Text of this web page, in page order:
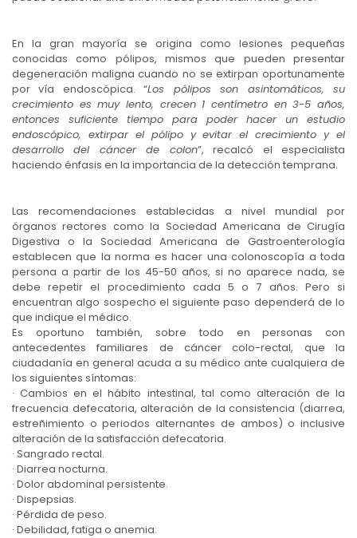
En la gran mayoría se origina como lesiones pequeñas
conocidas como pólipos, mismos que pueden presentar
degeneración maligna cuando no se extirpan oportunamente
por vía endoscópica. “Los pólipos son asintomáticos, su
crecimiento es muy lento, crecen 1 centímetro en 3-5 años,
entonces suficiente tiempo para poder hacer un estudio
endoscópico, extirpar el pólipo y evitar el crecimiento y el
desarrollo del cáncer de colon”, recalcó el especialista
haciendo énfasis en la importancia de la detección temprana.
Las recomendaciones establecidas a nivel mundial por
órganos rectores como la Sociedad Americana de Cirugía
Digestiva o la Sociedad Americana de Gastroenterología
establecen que la norma es hacer una colonoscopía a toda
persona a partir de los 45-50 años, si no aparece nada, se
debe repetir el procedimiento cada 5 o 7 años. Pero si
encuentran algo sospecho el siguiente paso dependerá de lo
que indique el médico.
Es oportuno también, sobre todo en personas con
antecedentes familiares de cáncer colo-rectal, que la
ciudadanía en general acuda a su médico ante cualquiera de
los siguientes síntomas:
· Cambios en el hábito intestinal, tal como alteración de la
frecuencia defecatoria, alteración de la consistencia (diarrea,
estreñimiento o periodos alternantes de ambos) o inclusive
alteración de la satisfacción defecatoria.
· Sangrado rectal.
· Diarrea nocturna.
· Dolor abdominal persistente.
· Dispepsias.
· Pérdida de peso.
· Debilidad, fatiga o anemia.